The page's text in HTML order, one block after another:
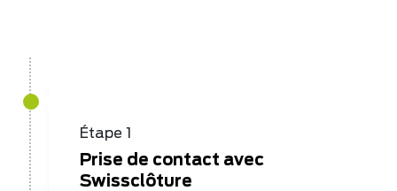
Étape 1
Prise de contact avec
Swissclôture